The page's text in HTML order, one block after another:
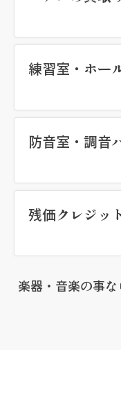
練習室・ホー
防音室・調音
残価クレジット
楽器・音楽の事